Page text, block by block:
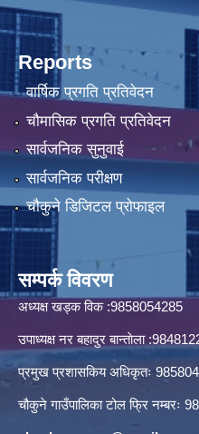
Reports
वार्षिक प्रगति प्रतिवेदन
चौमासिक प्रगति प्रतिवेदन
सार्वजनिक सुनुवाई
सार्वजनिक परीक्षण
चौकुने डिजिटल प्रोफाइल
सम्पर्क विवरण
अध्यक्ष खड्क विक :9858054285
उपाध्यक्ष नर बहादुर बान्ताेला
प्रमुख प्रशासकिय अधिकृतः
चौकुने गाउँपालिका टोल फ्रि नम्बरः